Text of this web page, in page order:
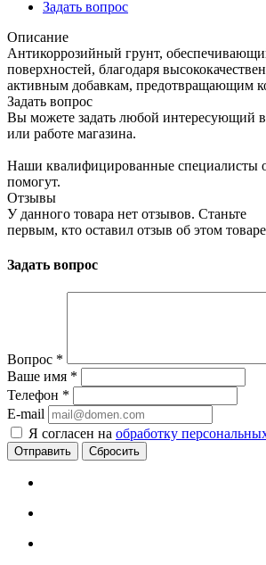
Задать вопрос
Описание
Антикоррозийный грунт,
поверхностей, благодаря
активным добавкам, предотвращающим
Задать вопрос
Вы можете задать любой интересующий
или работе магазина.
Наши квалифицированные специалисты
помогут.
Отзывы
У данного товара нет отзывов. Станьте
первым, кто оставил отзыв об этом
Задать вопрос
Вопрос *
Ваше имя *
Телефон *
E-mail
Я согласен на обработку
Сбросить